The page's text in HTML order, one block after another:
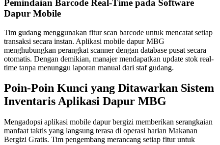
Pemindaian Barcode Real-Time pada Software
Dapur Mobile
Tim gudang menggunakan fitur scan barcode untuk mencatat setiap
transaksi secara instan. Aplikasi mobile dapur MBG
menghubungkan perangkat scanner dengan database pusat secara
otomatis. Dengan demikian, manajer mendapatkan update stok real-
time tanpa menunggu laporan manual dari staf gudang.
Poin-Poin Kunci yang Ditawarkan Sistem
Inventaris Aplikasi Dapur MBG
Mengadopsi aplikasi mobile dapur bergizi memberikan serangkaian
manfaat taktis yang langsung terasa di operasi harian Makanan
Bergizi Gratis. Tim pengembang merancang setiap fitur untuk